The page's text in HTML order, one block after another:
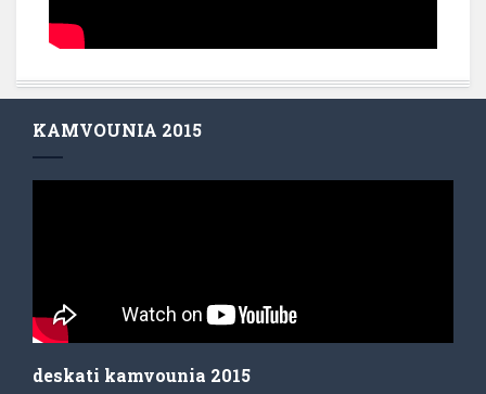
KAMVOUNIA 2015
deskati kamvounia 2015